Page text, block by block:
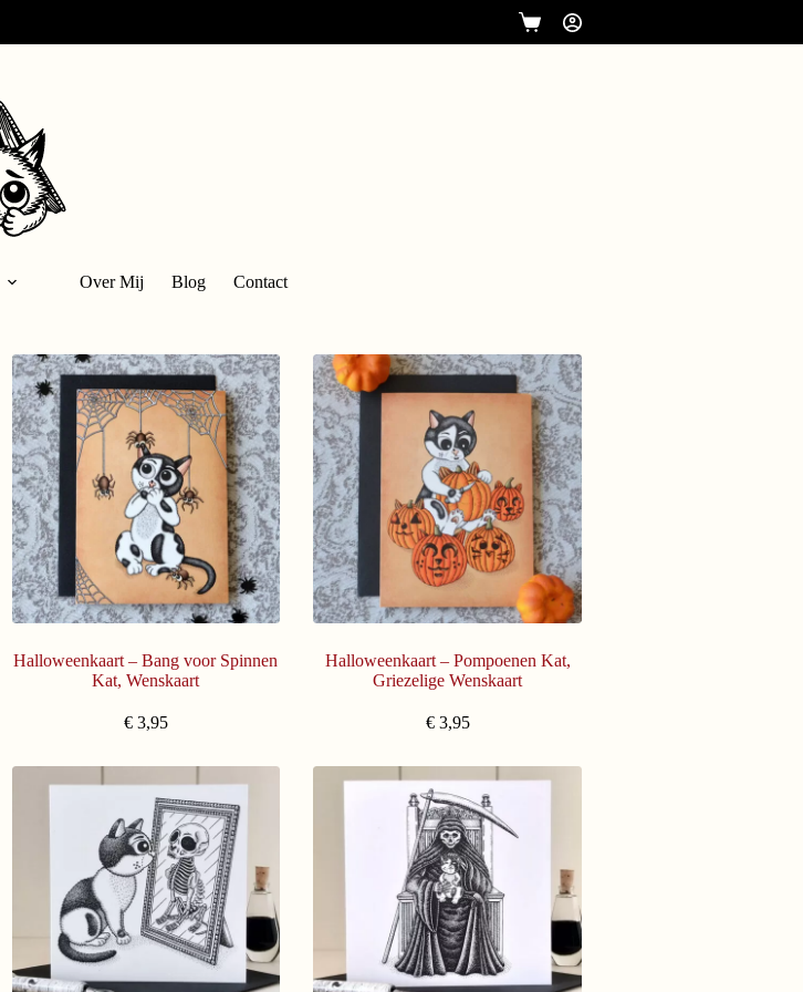
Over Mij Blog Contact
Halloweenkaart – Bang voor Spinnen
Kat, Wenskaart
€3,95
Halloweenkaart – Pompoenen Kat,
Griezelige Wenskaart
€3,95